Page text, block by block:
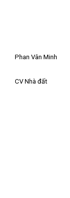
Phan Vân Minh
CV Nhà đất